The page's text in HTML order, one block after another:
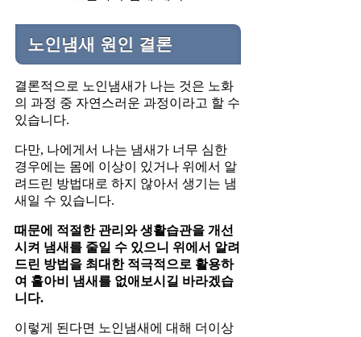
노인냄새 원인 결론
결론적으로 노인냄새가 나는 것은 노화
의 과정 중 자연스러운 과정이라고 할 수
있습니다.
다만, 나에게서 나는 냄새가 너무 심한
경우에는 몸에 이상이 있거나 위에서 알
려드린 방법대로 하지 않아서 생기는 냄
새일 수 있습니다.
때문에 적절한 관리와 생활습관을 개선
시켜 냄새를 줄일 수 있으니 위에서 알려
드린 방법을 최대한 적극적으로 활용하
여 홀아비 냄새를 없애보시길 바라겠습
니다.
이렇게 된다면 노인냄새에 대해 더이상